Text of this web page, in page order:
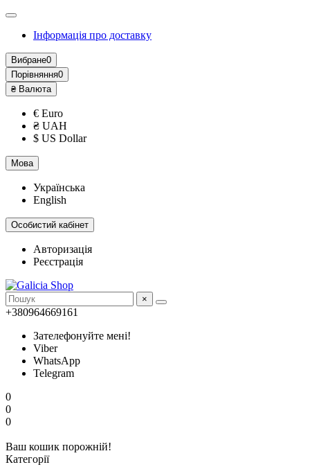
Інформація про доставку
Вибране0
Порівняння0
₴ Валюта
€ Euro
₴ UAH
$ US Dollar
Мова
Українська
English
Особистий кабінет
Авторизація
Реєстрація
×
+380964669161
Зателефонуйте мені!
Viber
WhatsApp
Telegram
0
0
0
Ваш кошик порожній!
Категорії